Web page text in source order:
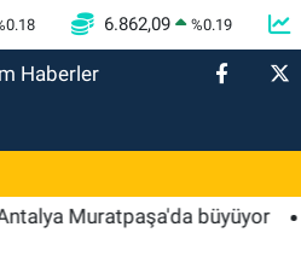
0.18 6.862,09 %0.19
Haberler
büyüyor 10:38